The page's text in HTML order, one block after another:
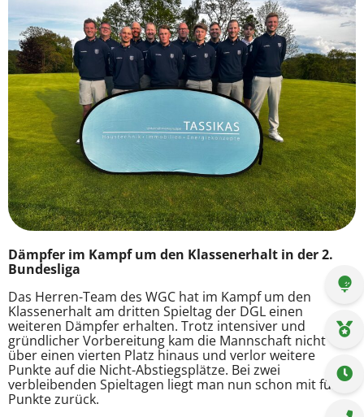
Dämpfer im Kampf um den Klassenerhalt in der 2.
Bundesliga
Das Herren-Team des WGC hat im Kampf um den
Klassenerhalt am dritten Spieltag der DGL einen
weiteren Dämpfer erhalten. Trotz intensiver und
gründlicher Vorbereitung kam die Mannschaft nicht
über einen vierten Platz hinaus und verlor weitere
Punkte auf die Nicht-Abstiegsplätze. Bei zwei
verbleibenden Spieltagen liegt man nun schon mit fünf
Punkte zurück.